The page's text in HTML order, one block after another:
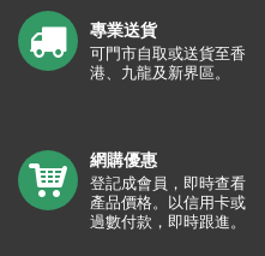
專業送貨
可門市自取或送貨至香
港、九龍及新界區。
網購優惠
登記成會員，即時查看
產品價格。以信用卡或
過數付款，即時跟進。